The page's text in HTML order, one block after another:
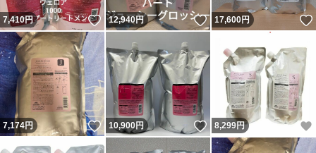
7,410円 いいね！
12,940円 いいね！
17,600円
7,174円 いいね！
10,900円 いいね！
8,299円